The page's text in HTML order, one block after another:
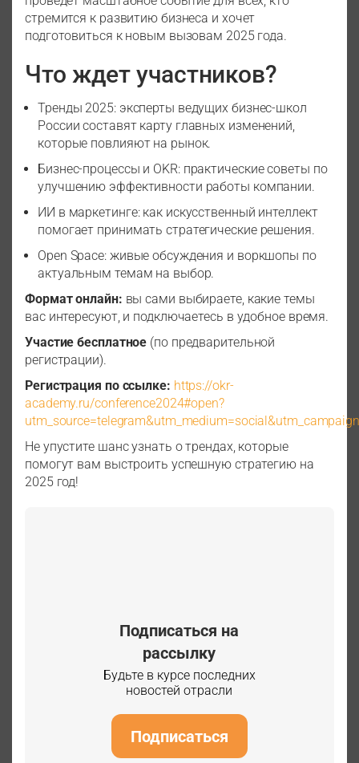
стремится к развитию бизнеса и хочет
подготовиться к новым вызовам 2025 года.
Что ждет участников?
Тренды 2025: эксперты ведущих бизнес-школ
России составят карту главных изменений,
которые повлияют на рынок.
Бизнес-процессы и OKR: практические советы по
улучшению эффективности работы компании.
ИИ в маркетинге: как искусственный интеллект
помогает принимать стратегические решения.
Open Space: живые обсуждения и воркшопы по
актуальным темам на выбор.
Формат онлайн: вы сами выбираете, какие темы
вас интересуют, и подключаетесь в удобное время.
Участие бесплатное (по предварительной
регистрации).
Регистрация по ссылке: https://okr-
academy.ru/conference2024#open?
Не упустите шанс узнать о трендах, которые
помогут вам выстроить успешную стратегию на
2025 год!
Подписаться на
рассылку
Будьте в курсе последних
новостей отрасли
Подписаться